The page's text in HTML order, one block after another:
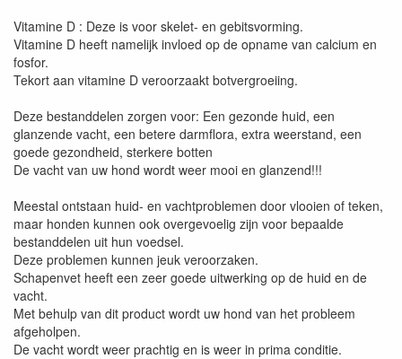
Vitamine D : Deze is voor skelet- en gebitsvorming.
Vitamine D heeft namelijk invloed op de opname van calcium en
fosfor.
Tekort aan vitamine D veroorzaakt botvergroeiing.
Deze bestanddelen zorgen voor: Een gezonde huid, een
glanzende vacht, een betere darmflora, extra weerstand, een
goede gezondheid, sterkere botten
De vacht van uw hond wordt weer mooi en glanzend!!!
Meestal ontstaan huid- en vachtproblemen door vlooien of teken,
maar honden kunnen ook overgevoelig zijn voor bepaalde
bestanddelen uit hun voedsel.
Deze problemen kunnen jeuk veroorzaken.
Schapenvet heeft een zeer goede uitwerking op de huid en de
vacht.
Met behulp van dit product wordt uw hond van het probleem
afgeholpen.
De vacht wordt weer prachtig en is weer in prima conditie.